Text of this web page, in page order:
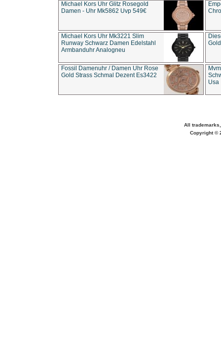
Michael Kors Uhr Glitz Rosegold
Damen - Uhr Mk5862 Uvp 549€
Michael Kors Uhr Mk3221 Slim
Runway Schwarz Damen Edelstahl
Armbanduhr Analogneu
Fossil Damenuhr / Damen Uhr Rose
Gold Strass Schmal Dezent Es3422
Usa
All
Copyright ©